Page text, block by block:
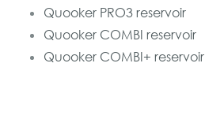
Quooker PRO3 reservoir
Quooker COMBI reservoir
Quooker COMBI+ reservoir